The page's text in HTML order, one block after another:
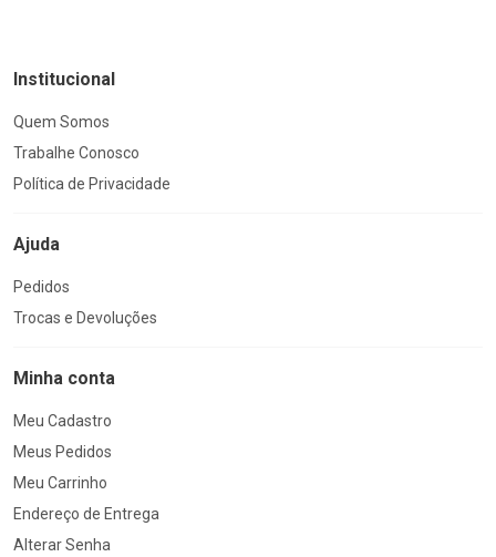
Institucional
Quem Somos
Trabalhe Conosco
Política de Privacidade
Ajuda
Pedidos
Trocas e Devoluções
Minha conta
Meu Cadastro
Meus Pedidos
Meu Carrinho
Endereço de Entrega
Alterar Senha